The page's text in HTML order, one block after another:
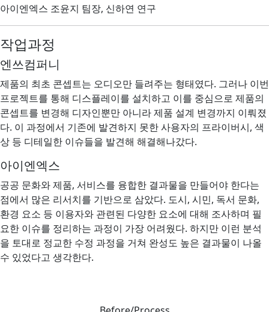
아이엔엑스 조윤지 팀장, 신하연 연구
작업과정
엔쓰컴퍼니
제품의 최초 콘셉트는 오디오만 들려주는 형태였다. 그러나 이번
프로젝트를 통해 디스플레이를 설치하고 이를 중심으로 제품의
콘셉트를 변경해 디자인뿐만 아니라 제품 설계 변경까지 이뤄졌
다. 이 과정에서 기존에 발견하지 못한 사용자의 프라이버시, 색
상 등 디테일한 이슈들을 발견해 해결해나갔다.
아이엔엑스
공공 문화와 제품, 서비스를 융합한 결과물을 만들어야 한다는
점에서 많은 리서치를 기반으로 삼았다. 도시, 시민, 독서 문화,
환경 요소 등 이용자와 관련된 다양한 요소에 대해 조사하며 필
요한 이슈를 정리하는 과정이 가장 어려웠다. 하지만 이런 분석
을 토대로 정교한 수정 과정을 거쳐 완성도 높은 결과물이 나올
수 있었다고 생각한다.